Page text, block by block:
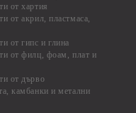
от хартия
от акрил, пластмаса,
от гипс и глина
от филц, фоам, плат и
от дърво
камбанки и метални